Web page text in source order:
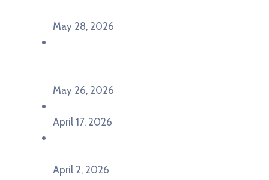
May 28, 2026
May 26, 2026
April 17, 2026
April 2, 2026